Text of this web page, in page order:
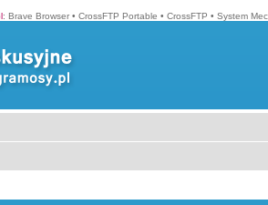
: Brave Browser • CrossFTP Portable • CrossFTP • System